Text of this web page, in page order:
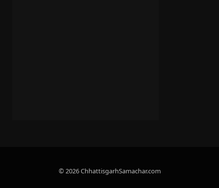
© 2026 ChhattisgarhSamachar.com